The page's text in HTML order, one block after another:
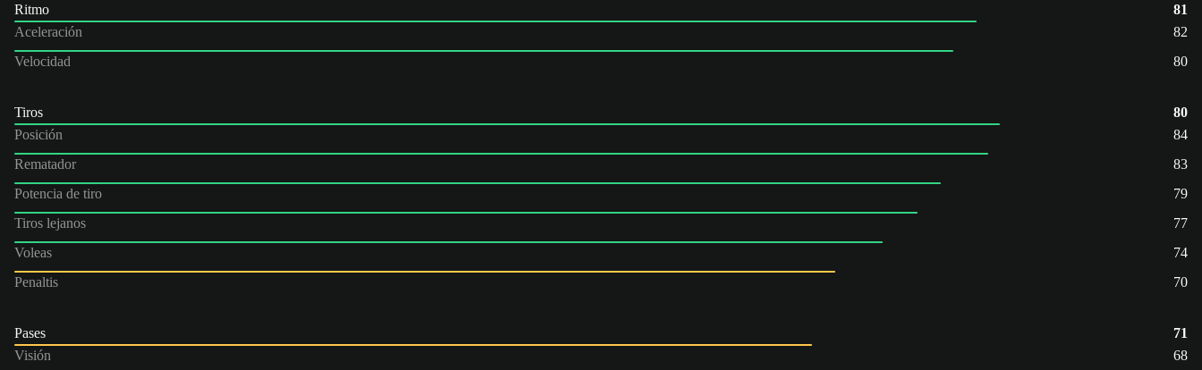
Ritmo
81
Aceleración
82
Velocidad
80
Tiros
80
Posición
84
Rematador
83
Potencia de tiro
79
Tiros lejanos
77
Voleas
74
Penaltis
70
Pases
71
Visión
68